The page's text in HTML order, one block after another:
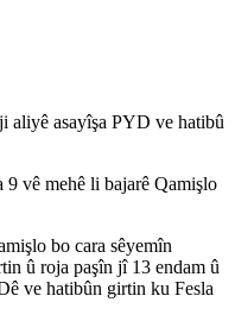
aliyê asayîşa PYD ve hatibû
vê mehê li bajarê Qamişlo
bo cara sêyemîn
û roja paşîn jî 13 endam û
ve hatibûn girtin ku Fesla